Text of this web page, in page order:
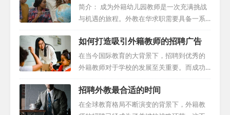
后一刻还在应对外教招聘的挑战。本文将以
过来人的视角进行外教招聘经验分享。 一、
早期规划的力量 要想充分发挥招聘的潜力，
前瞻性的思维策略是必不可少的。有远见的
学校会在2-3个月前就开始规划，这样他们就
有足够的时间去寻找高素质的外籍教师，并
以让学校有更多的选择，而且也更有可能吸
引到顶尖的人才。 二、制作详细的招聘信息
魔...
简介： 成为外籍幼儿园教师是一次充满挑战
与机遇的旅程。外教在华求职需要具备一系
列必要的资质和特质，这些不仅是获得职位
的先决条件，更是塑造一个成功幼儿教育者
的重要基石。 教育背景：建立扎实基础 首
先，成为一名外籍幼儿园教师需要在教育、
早期教育、心理学等相关领域获得学士或更
高的学位。这样的学术背景不仅证明了你的
专业知识，更为你提供了丰富的教学技能，
对培养幼儿的心智发展起到至关重要的作
如何打造吸引外籍教师的招聘广告
在当今国际教育的大背景下，招聘到优秀的
外籍教师对于学校的发展至关重要。而成功
的外教招聘往往始于一份引人注目的招聘广
告。本指南将详细解析如何制作一份成功的
招聘外籍广告。 一、明确招聘需求 在制作招
招聘外教最合适的时间
在全球教育格局不断演变的背景下，外籍教